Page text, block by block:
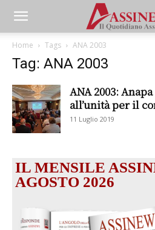
Home Tags ANA 2003
Tag: ANA 2003
ANA 2003:
all’unità per il
11 Luglio 2019
IL MENSILE
AGOSTO 2026